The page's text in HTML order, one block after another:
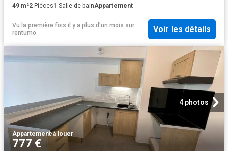
49 m²2 Pièces1 Salle de bainAppartement
Vu la première fois il y a plus d'un mois sur
rentumo
Voir les détails
4 photos
Appartement·à louer
777 €